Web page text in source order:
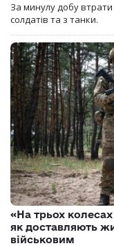
За минулу добу втрати
солдатів та з танки.
«На трьох
як доставляють
військовим